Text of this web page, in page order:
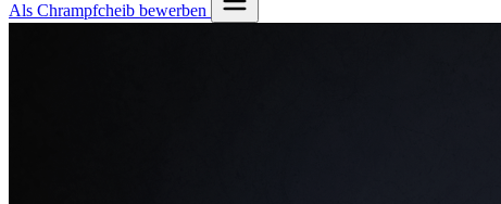
Als Chrampfcheib bewerben